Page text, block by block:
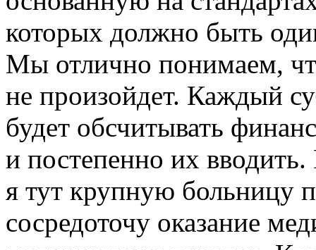
которых должно быть
Мы отлично понимаем,
не произойдет. Каждый
будет обсчитывать
и постепенно их
я тут крупную больницу
сосредоточу оказание